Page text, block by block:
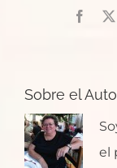
X
Sobre el
el